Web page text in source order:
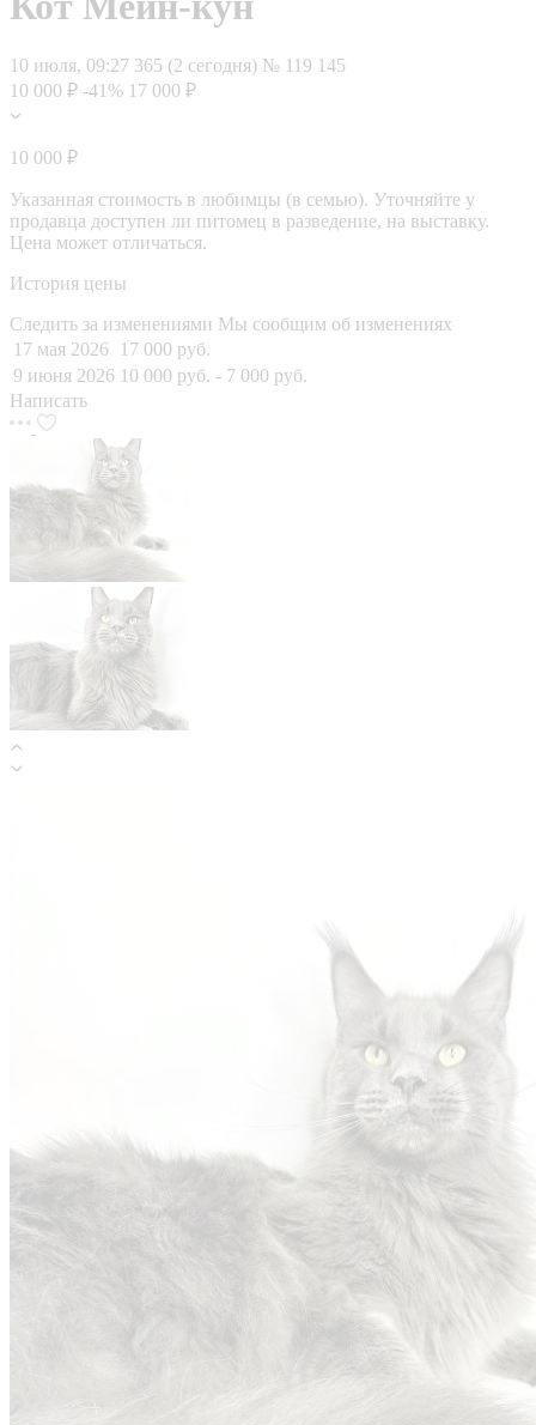
10 июля, 09:27 365 (2 сегодня) № 119 145
10 000 ₽ -41% 17 000 ₽
10 000 ₽
Указанная стоимость в любимцы (в семью). Уточняйте у
продавца доступен ли питомец в разведение, на выставку.
Цена может отличаться.
История цены
Следить за изменениями Мы сообщим об изменениях
17 мая 2026
17 000 руб.
9 июня 2026 10 000 руб. - 7 000 руб.
Написать